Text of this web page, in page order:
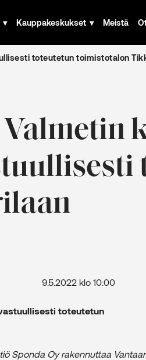
Kauppakeskukset Meistä
toteutetun toimistotalon
klo 10:00
toteutetun
Sponda Oy rakennuttaa